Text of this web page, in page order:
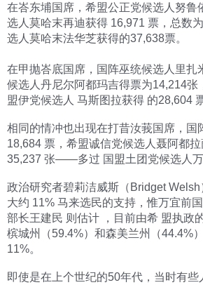
在峇东埔国席，希盟公正党候选人努鲁
选人莫哈末再迪获得 16,971 票，总数
选人莫哈末法华芝获得的37,638票。
在甲抛峇底国席，国阵巫统候选人里
候选人丹尼尔阿都玛吉得票为14,214
盟伊党候选人 马斯图拉获得 的28,604 票
相同的情冲也出现在打昔汝莪国席，
18,684 票，希盟诚信党候选人聂阿都
35,237 张——多过 国盟土团党候选人
政治研究者碧莉洁威斯（Bridget
大约 11% 马来选民的支持，惟万宜前
部长王建民 则估计 ，目前由希 盟执
槟城州（59.4%）和森美兰州（44.4%
11%。
即使是在上个世纪的50年代，当时有